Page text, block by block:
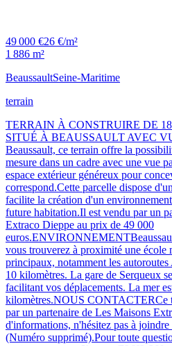
49 000 €26 €/m²
1 886 m²
BeaussaultSeine-Maritime
terrain
TERRAIN À CONSTRUIRE DE
SITUÉ À BEAUSSAULT AVEC
Beaussault, ce terrain offre la
mesure dans un cadre avec une vue
espace extérieur généreux pour
correspond.Cette parcelle dispose
facilite la création d'un
future habitation.Il est vendu par un
Extraco Dieppe au prix de 49 000
vous trouverez à proximité une école
principaux, notamment les
10 kilomètres. La gare de Serqueux
facilitant vos déplacements. La mer
kilomètres.NOUS CONTACTERCe
par un partenaire de Les Maisons
d'informations, n'hésitez pas à
(Numéro supprimé).Pour toute